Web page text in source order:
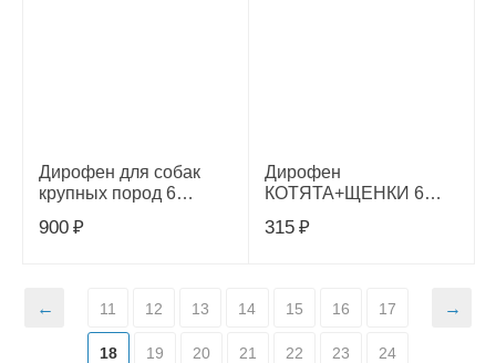
Дирофен для собак
крупных пород 6
900 ₽
Дирофен
КОТЯТА+ЩЕНКИ 6
Сан,У0000002646
315 ₽
11 12 13 14 15 16 17
18 19 20 21 22 23 24